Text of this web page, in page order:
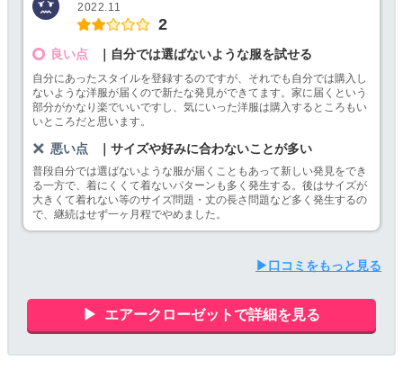
2022.11
2
良い点 ｜自分では選ばないような服を試せる
自分にあったスタイルを登録するのですが、それでも自分では購入し
ないような洋服が届くので新たな発見ができてます。家に届くという
部分がかなり楽でいいですし、気にいった洋服は購入するところもい
いところだと思います。
悪い点 ｜サイズや好みに合わないことが多い
普段自分では選ばないような服が届くこともあって新しい発見をでき
る一方で、着にくくて着ないパターンも多く発生する。後はサイズが
大きくて着れない等のサイズ問題・丈の長さ問題など多く発生するの
で、継続はせず一ヶ月程でやめました。
▶口コミをもっと見る
エアークローゼットで詳細を見る